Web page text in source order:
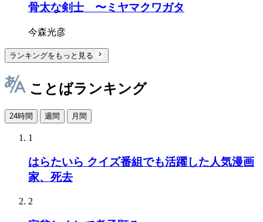
骨太な剣士 〜ミヤマクワガタ
今森光彦
ランキングをもっと見る
ことばランキング
24時間 週間 月間
1
はらたいら クイズ番組でも活躍した人気漫画
家、死去
2